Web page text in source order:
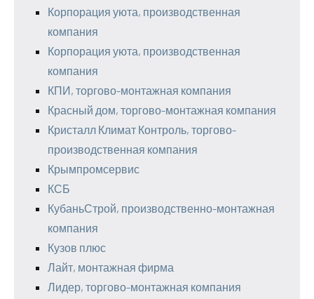
Корпорация уюта, производственная
компания
Корпорация уюта, производственная
компания
КПИ, торгово-монтажная компания
Красный дом, торгово-монтажная компания
Кристалл Климат Контроль, торгово-
производственная компания
Крымпромсервис
КСБ
КубаньСтрой, производственно-монтажная
компания
Кузов плюс
Лайт, монтажная фирма
Лидер, торгово-монтажная компания